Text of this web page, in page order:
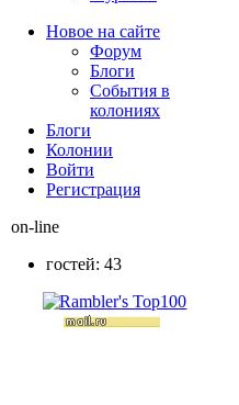
Новое на сайте
Форум
Блоги
События в
колониях
Блоги
Колонии
Войти
Peгиcтpaция
on-line
гостей: 43